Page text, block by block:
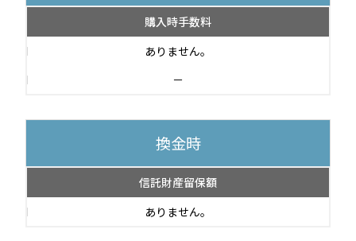
購入時手数料
ありません。
－
換金時
信託財産留保額
ありません。